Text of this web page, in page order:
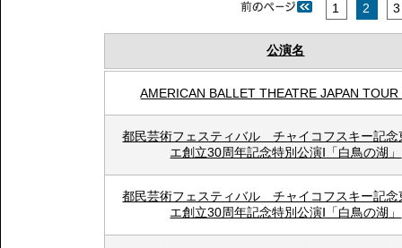
1 2 3
公演名
AMERICAN BALLET THEATRE JAPAN
都民芸術フェスティバル チャイコフスキー記念
エ創立30周年記念特別公演Ⅰ「白鳥の湖」
都民芸術フェスティバル チャイコフスキー記念
エ創立30周年記念特別公演Ⅰ「白鳥の湖」